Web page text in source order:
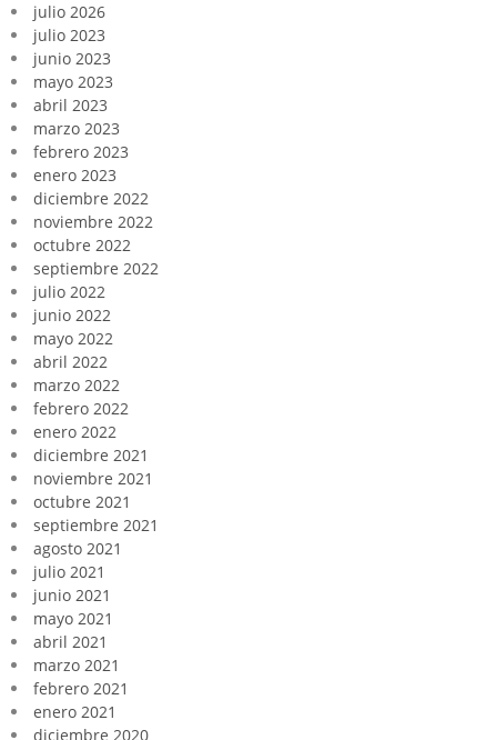
julio 2026
julio 2023
junio 2023
mayo 2023
abril 2023
marzo 2023
febrero 2023
enero 2023
diciembre 2022
noviembre 2022
octubre 2022
septiembre 2022
julio 2022
junio 2022
mayo 2022
abril 2022
marzo 2022
febrero 2022
enero 2022
diciembre 2021
noviembre 2021
octubre 2021
septiembre 2021
agosto 2021
julio 2021
junio 2021
mayo 2021
abril 2021
marzo 2021
febrero 2021
enero 2021
diciembre 2020